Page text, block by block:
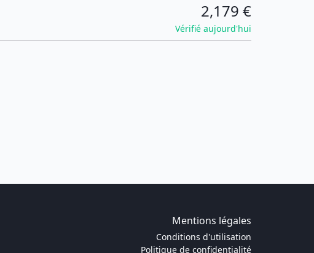
2,179 €
Vérifié aujourd'hui
Mentions légales
Conditions d'utilisation
Politique de confidentialité